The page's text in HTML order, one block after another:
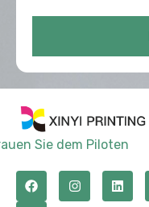
Sie dem Piloten